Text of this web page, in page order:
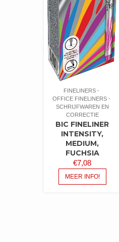
FINELINERS
OFFICE FINELINERS
SCHRIJFWAREN EN
CORRECTIE
BIC FINELINER
INTENSITY,
MEDIUM,
FUCHSIA
€7,08
MEER INFO!